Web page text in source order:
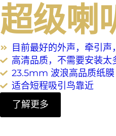
超级喇
目前最好的外声，牵引声
高清品质，不需要安装太
23.5mm 波浪高品质纸膜
适合短程吸引鸟靠近
了解更多